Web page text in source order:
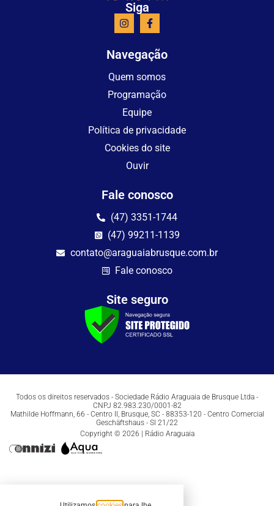
Siga
Navegação
Quem somos
Programação
Equipe
Política de privacidade
Cookies do site
Ouvir
Fale conosco
(47) 3351-1744
(47) 99211-1139
contato@araguaiabrusque.com.br
Fale conosco
Site seguro
Todos os direitos reservados - Sociedade Rádio Araguaia de Brusque Ltda -
CNPJ 82.983.230/0001-82
Mathilde Hoffmann, 66 - Centro II, Brusque, SC - 88353-120 - Centro Comercial
Geschäftshaus - Sl 21/22
Copyright © 2026 | Rádio Araguaia